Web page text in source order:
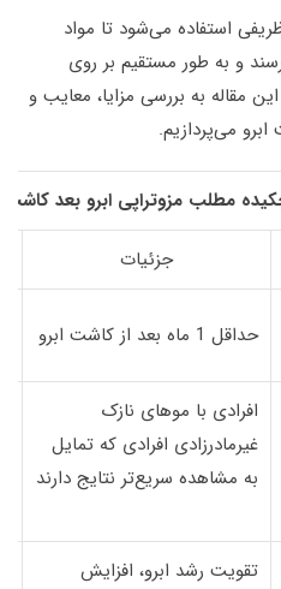
استفاده می‌شود تا مواد
و به طور مستقیم بر روی
مقاله به بررسی مزایا، معایب و
می‌پردازیم.
مطلب مزوتراپی ابرو بعد کاشت
جزئیات
حداقل 1 ماه بعد از کاشت ابرو
افرادی با موهای نازک
غیرمادرزادی افرادی که تمایل
به مشاهده سریع‌تر نتایج دارند
تقویت رشد ابرو، افزایش